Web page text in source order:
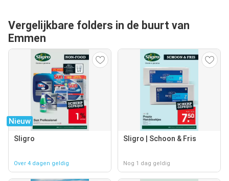
Vergelijkbare folders in de buurt van
Emmen
Nieuw
Sligro
Over 4 dagen geldig
Sligro | Schoon & Fris
Nog 1 dag geldig